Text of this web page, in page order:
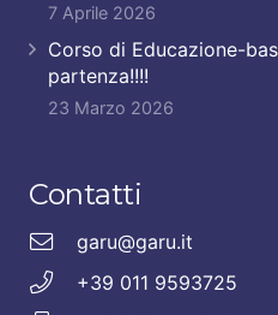
7 Aprile 2026
Corso di Educazione-
partenza!!!!
23 Marzo 2026
Contatti
garu@garu.it
+39 011 9593725